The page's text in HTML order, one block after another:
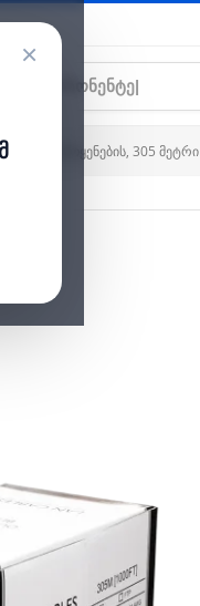
×
გარე გამოყენების, 305 მეტრი